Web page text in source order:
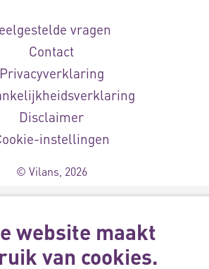
vragen
Contact
Privacyverklaring
Disclaimer
instellingen
© Vilans, 2026
website maakt
van cookies.